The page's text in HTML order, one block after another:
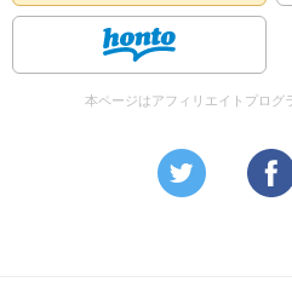
本ページはアフィリエイトプログ